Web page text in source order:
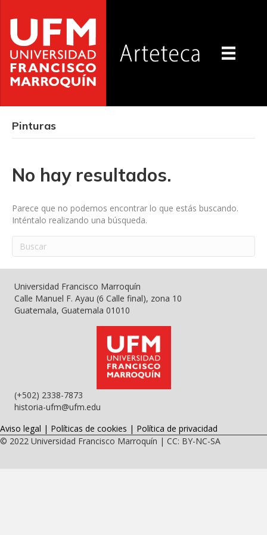
Pinturas
No hay resultados.
Parece que no podemos encontrar lo que estás buscando.
Inténtalo realizando una búsqueda.
Universidad Francisco Marroquín
Calle Manuel F. Ayau (6 Calle final), zona 10
Guatemala, Guatemala 01010
(+502) 2338-7873
historia-ufm@ufm.edu
Aviso legal | Políticas de cookies | Política de privacidad
© 2022 Universidad Francisco Marroquín | CC: BY-NC-SA